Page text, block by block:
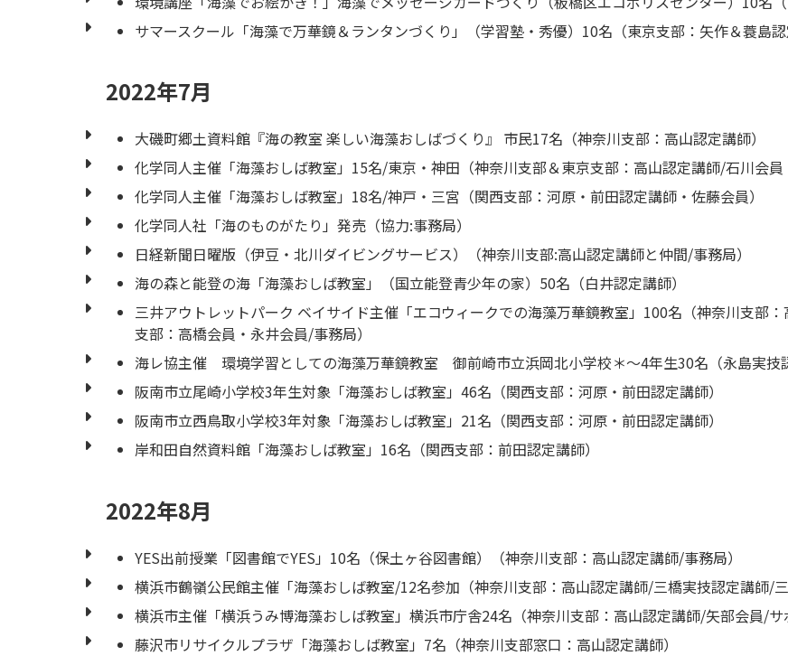
サマースクール「海藻で万華鏡＆ランタンづくり」（学習塾・秀優）10名（東京支部：矢作＆蓑島認
2022年7月
大磯町郷土資料館『海の教室 楽しい海藻おしばづくり』 市民17名（神奈川支部：高山認定講師）
化学同人主催「海藻おしば教室」15名/東京・神田（神奈川支部＆東京支部：高山認定講師/石川会員
化学同人主催「海藻おしば教室」18名/神戸・三宮（関西支部：河原・前田認定講師・佐藤会員）
化学同人社「海のものがたり」発売（協力:事務局）
日経新聞日曜版（伊豆・北川ダイビングサービス）（神奈川支部:高山認定講師と仲間/事務局）
海の森と能登の海「海藻おしば教室」（国立能登青少年の家）50名（白井認定講師）
三井アウトレットパーク ベイサイド主催「エコウィークでの海藻万華鏡教室」100名（神奈川支部
支部：高橋会員・永井会員/事務局）
海レ協主催 環境学習としての海藻万華鏡教室 御前崎市立浜岡北小学校＊～4年生30名（永島実技
阪南市立尾崎小学校3年生対象「海藻おしば教室」46名（関西支部：河原・前田認定講師）
阪南市立西鳥取小学校3年対象「海藻おしば教室」21名（関西支部：河原・前田認定講師）
岸和田自然資料館「海藻おしば教室」16名（関西支部：前田認定講師）
2022年8月
YES出前授業「図書館でYES」10名（保土ヶ谷図書館）（神奈川支部：高山認定講師/事務局）
横浜市鶴嶺公民館主催「海藻おしば教室/12名参加（神奈川支部：高山認定講師/三橋実技認定講師/三
横浜市主催「横浜うみ博海藻おしば教室」横浜市庁舎24名（神奈川支部：高山認定講師/矢部会員/サ
藤沢市リサイクルプラザ「海藻おしば教室」7名（神奈川支部窓口：高山認定講師）